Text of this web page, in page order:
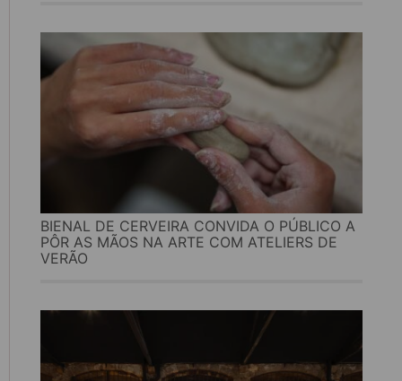
BIENAL DE CERVEIRA CONVIDA O PÚBLICO A
PÔR AS MÃOS NA ARTE COM ATELIERS DE
VERÃO